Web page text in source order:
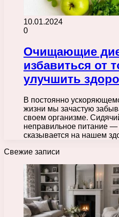
10.01.2024
0
Очищающие
избавиться от
улучшить
В постоянно
жизни мы зачастую
своем организме.
неправильное питание —
сказывается на нашем
Свежие записи